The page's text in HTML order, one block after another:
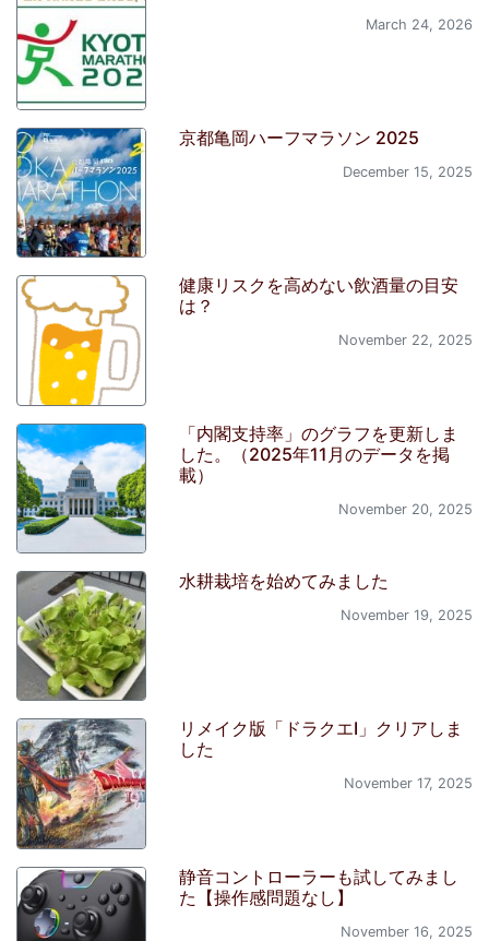
March 24, 2026
京都亀岡ハーフマラソン 2025
December 15, 2025
健康リスクを高めない飲酒量の目安
は？
November 22, 2025
「内閣支持率」のグラフを更新しま
した。（2025年11月のデータを掲
載）
November 20, 2025
水耕栽培を始めてみました
November 19, 2025
リメイク版「ドラクエI」クリアしま
した
November 17, 2025
静音コントローラーも試してみまし
た【操作感問題なし】
November 16, 2025